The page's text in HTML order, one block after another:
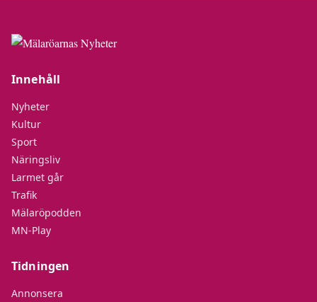
Innehåll
Nyheter
Kultur
Sport
Näringsliv
Larmet går
Trafik
Mälaröpodden
MN-Play
Tidningen
Annonsera